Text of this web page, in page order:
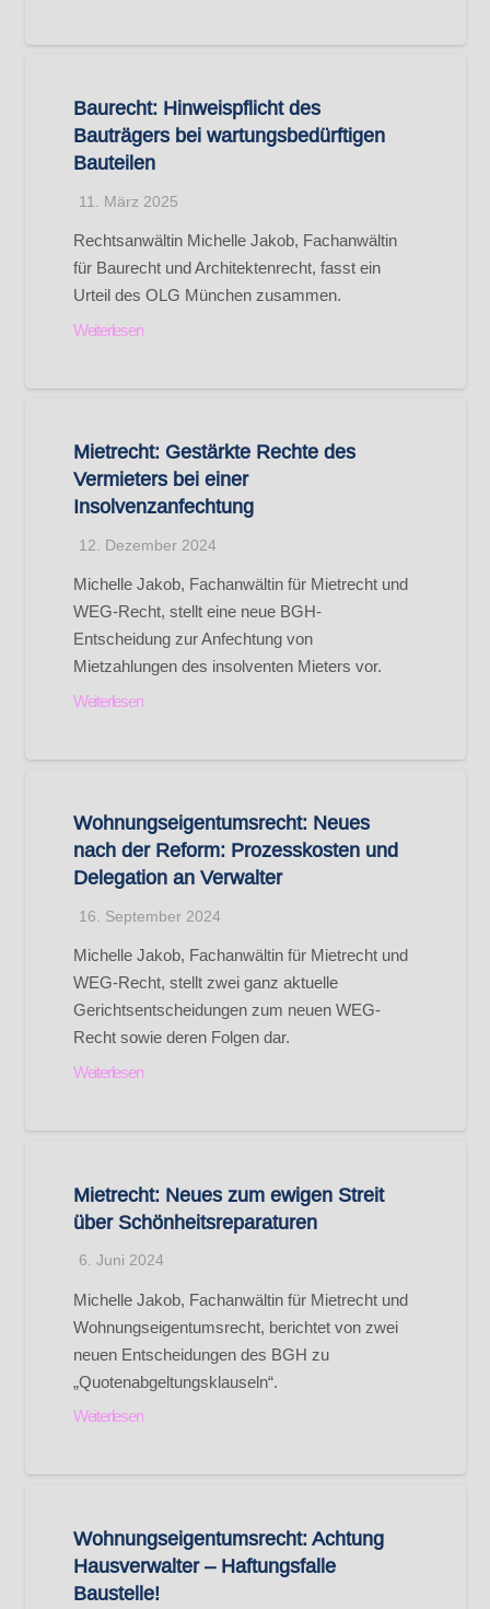
Baurecht: Hinweispflicht des
Bauträgers bei wartungsbedürftigen
Bauteilen
11. März 2025
Rechtsanwältin Michelle Jakob, Fachanwältin
für Baurecht und Architektenrecht, fasst ein
Urteil des OLG München zusammen.
Weiterlesen
Mietrecht: Gestärkte Rechte des
Vermieters bei einer
Insolvenzanfechtung
12. Dezember 2024
Michelle Jakob, Fachanwältin für Mietrecht und
WEG-Recht, stellt eine neue BGH-
Entscheidung zur Anfechtung von
Mietzahlungen des insolventen Mieters vor.
Weiterlesen
Wohnungseigentumsrecht: Neues
nach der Reform: Prozesskosten und
Delegation an Verwalter
16. September 2024
Michelle Jakob, Fachanwältin für Mietrecht und
WEG-Recht, stellt zwei ganz aktuelle
Gerichtsentscheidungen zum neuen WEG-
Recht sowie deren Folgen dar.
Weiterlesen
Mietrecht: Neues zum ewigen Streit
über Schönheitsreparaturen
6. Juni 2024
Michelle Jakob, Fachanwältin für Mietrecht und
Wohnungseigentumsrecht, berichtet von zwei
neuen Entscheidungen des BGH zu
„Quotenabgeltungsklauseln“.
Weiterlesen
Wohnungseigentumsrecht: Achtung
Hausverwalter – Haftungsfalle
Baustelle!